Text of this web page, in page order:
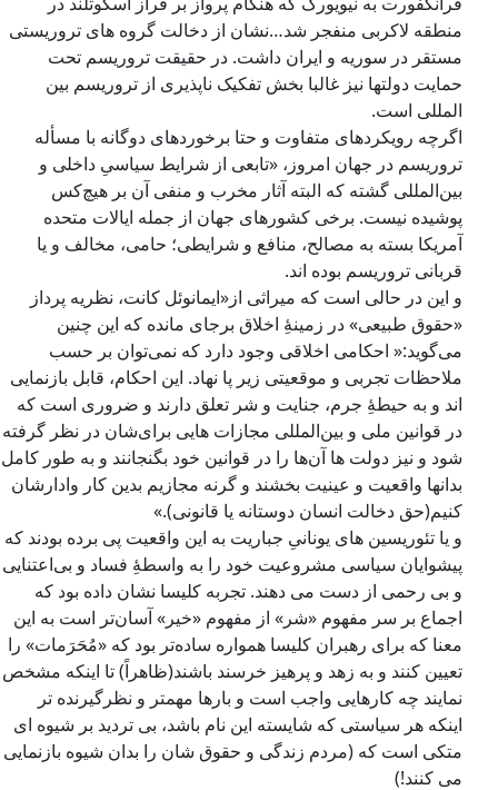
منطقه لاکربی منفجر شد…نشان از دخالت گروه های تروریستی
مستقر در سوریه و ایران داشت. در حقیقت تروریسم تحت
حمایت دولتها نیز غالبا بخش تفکیک ناپذیری از تروریسم بین
المللی است.
اگرچه رویکردهای متفاوت و حتا برخوردهای دوگانه با مسأله
تروریسم در جهان امروز، «تابعی از شرایط سیاسیِ داخلی و
بین‌المللی گشته که البته آثار مخرب و منفی آن بر هیچ‌کس
پوشیده نیست. برخی کشورهای جهان از جمله ایالات متحده
آمریکا بسته به مصالح، منافع و شرایطی؛ حامی، مخالف و یا
قربانی تروریسم بوده اند.
و این در حالی است که میراثی از«ایمانوئل کانت، نظریه پرداز
«حقوق طبیعی» در زمینۀِ اخلاق برجای مانده که این چنین
می‌گوید:« احکامی اخلاقی وجود دارد که نمی‌توان بر حسب
ملاحظات تجربی و موقعیتی زیر پا نهاد. این احکام، قابل بازنمایی
اند و به حیطۀِ جرم، جنایت و شر تعلق دارند و ضروری است که
در قوانین ملی و بین‌المللی مجازات هایی برای‌شان در نظر گرفته
شود و نیز دولت ها آن‌ها را در قوانین خود بگنجانند و به طور کامل
بدانها واقعیت و عینیت بخشند و گرنه مجازیم بدین کار وادارشان
کنیم(حق دخالت انسان دوستانه یا قانونی).»
و یا تئوریسین های یونانیِ جباریت به این واقعیت پی برده بودند که
پیشوایان سیاسی مشروعیت خود را به واسطۀِ فساد و بی‌اعتنایی
و بی رحمی از دست می دهند. تجربه کلیسا نشان داده بود که
اجماع بر سر مفهوم «شر» از مفهوم «خیر» آسان‌تر است به این
معنا که برای رهبران کلیسا همواره ساده‌تر بود که «مُحَرَمات» را
تعیین کنند و به زهد و پرهیز خرسند باشند(ظاهراً) تا اینکه مشخص
نمایند چه کارهایی واجب است و بارها مهمتر و نظرگیرنده تر
اینکه هر سیاستی که شایسته این نام باشد، بی تردید بر شیوه ای
متکی است که (مردم زندگی و حقوق شان را بدان شیوه بازنمایی
می کنند!)